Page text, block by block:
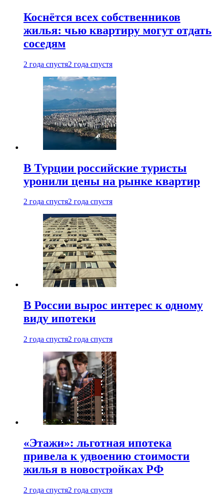
Коснётся всех собственников
жилья: чью квартиру могут отдать
соседям
2 года спустя2 года спустя
В Турции российские туристы
уронили цены на рынке квартир
2 года спустя2 года спустя
В России вырос интерес к одному
виду ипотеки
2 года спустя2 года спустя
«Этажи»: льготная ипотека
привела к удвоению стоимости
жилья в новостройках РФ
2 года спустя2 года спустя